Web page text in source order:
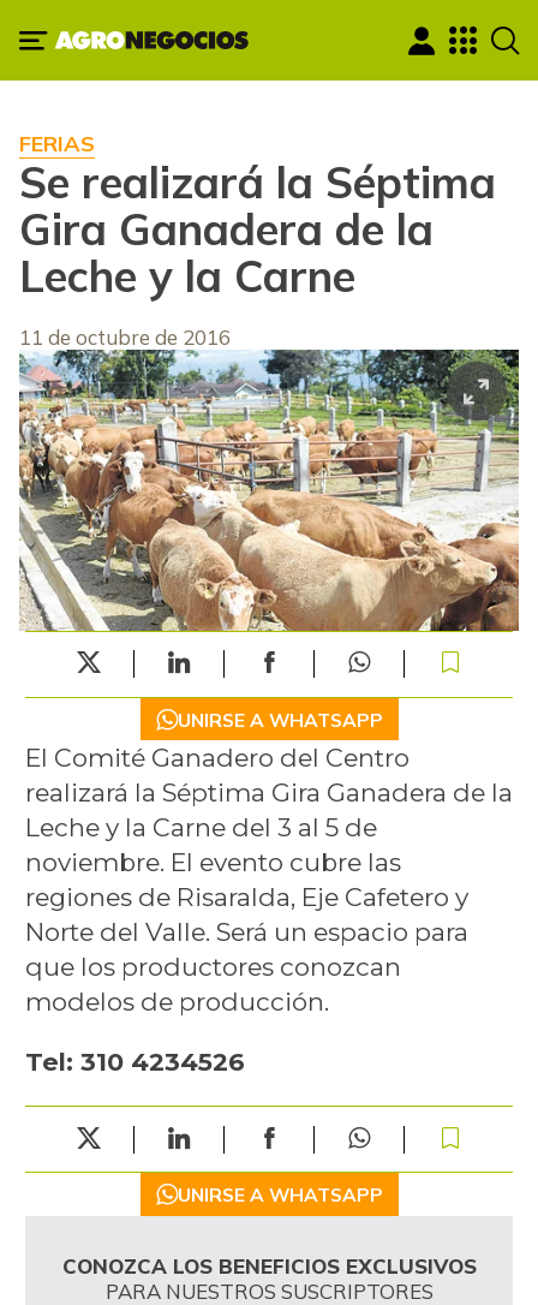
FERIAS
Se realizará la Séptima
Gira Ganadera de la
Leche y la Carne
11 de octubre de 2016
UNIRSE A WHATSAPP
El Comité Ganadero del Centro
realizará la Séptima Gira Ganadera de la
Leche y la Carne del 3 al 5 de
noviembre. El evento cubre las
regiones de Risaralda, Eje Cafetero y
Norte del Valle. Será un espacio para
que los productores conozcan
modelos de producción.
Tel: 310 4234526
UNIRSE A WHATSAPP
CONOZCA LOS BENEFICIOS EXCLUSIVOS
PARA NUESTROS SUSCRIPTORES